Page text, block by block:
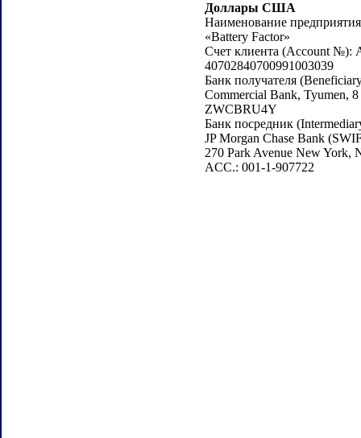
Доллары США
Наименование
«Battery Factor»
Счет клиента (Account №):
40702840700991003039
Банк получателя
Commercial Bank, Tyumen,
ZWCBRU4Y
Банк посредник
JP Morgan Chase Bank
270 Park Avenue New York,
ACC.: 001-1-907722